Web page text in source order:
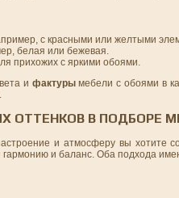
с красными или желтыми
белая или бежевая.
прихожих с яркими обоями.
и фактурымебели с обоями в
ОТТЕНКОВ В ПОДБОРЕ
и атмосферу вы хотите
и баланс. Оба подхода